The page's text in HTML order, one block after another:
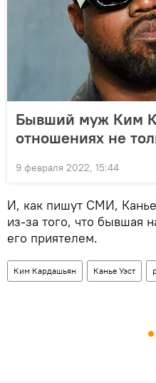
Бывший муж Ким
отношениях не
9 февраля 2022, 15:44
И, как пишут СМИ,
из-за того, что бывшая
его приятелем.
Ким Кардашьян Канье Уэст